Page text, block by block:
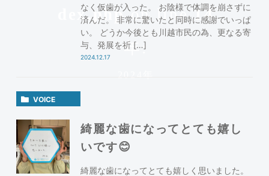
dex.phpon line14
年:
2024年
なく仮歯が入った。 お陰様で体調を崩さずに
済んだ。 非常に驚いたと同時に感謝でいっぱ
い。 どうか今後とも川越市民の為、更なる寄
与、発展を祈 […]
2024.12.17
VOICE
綺麗な歯になってとても嬉し
いです😊
綺麗な歯になってとても嬉しく思いました。